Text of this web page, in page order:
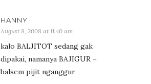
HANNY
August 8, 2008 at 11:40 am
kalo BALJITOT sedang gak
dipakai, namanya BAJIGUR –
balsem pijit nganggur